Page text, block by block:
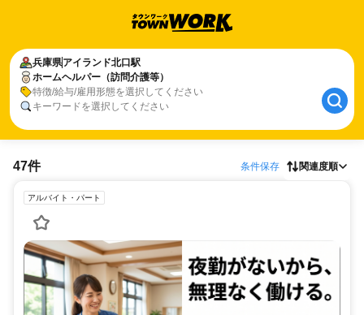
兵庫県アイランド北口駅
ホームヘルパー（訪問介護等）
特徴/給与/雇用形態を選択してください
キーワードを選択してください
47件 条件保存 関連度順
アルバイト・パート